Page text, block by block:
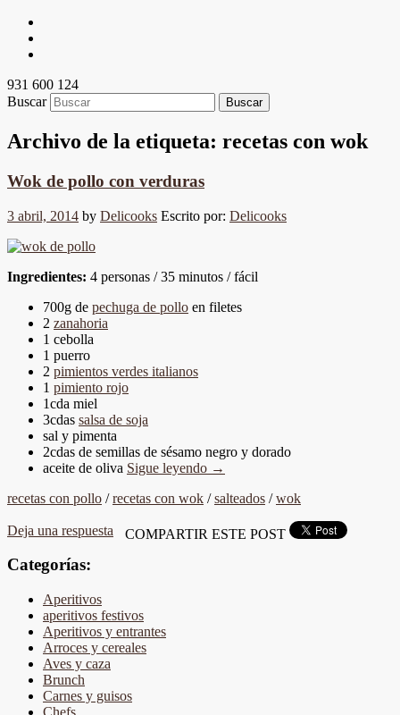
931 600 124
Buscar
Archivo de la etiqueta: recetas con wok
Wok de pollo con verduras
3 abril, 2014 by Delicooks Escrito por: Delicooks
Ingredientes: 4 personas / 35 minutos / fácil
700g de pechuga de pollo en filetes
2 zanahoria
1 cebolla
1 puerro
2 pimientos verdes italianos
1 pimiento rojo
1cda miel
3cdas salsa de soja
sal y pimenta
2cdas de semillas de sésamo negro y dorado
aceite de oliva Sigue leyendo →
recetas con pollo /recetas con wok /salteados /wok
Deja una respuesta COMPARTIR ESTE POST
Categorías:
Aperitivos
aperitivos festivos
Aperitivos y entrantes
Arroces y cereales
Aves y caza
Brunch
Carnes y guisos
Chefs